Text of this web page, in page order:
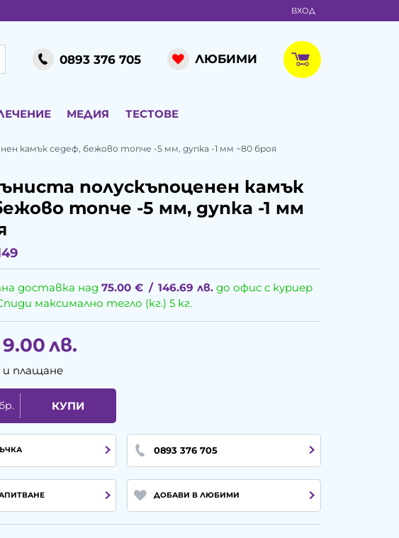
ВХОД
0893 376 705 ЛЮБИМИ
МЕДИЯ ТЕСТОВЕ
камък седеф, бежово топче -5 мм, дупка -1 мм ~80 броя
полускъпоценен камък
топче -5 мм, дупка -1 мм
доставка над75.00 € / 146.69 лв. до офис с куриер
максимално тегло (кг.) 5 кг.
9.00лв.
плащане
бр. КУПИ
0893 376 705
ДОБАВИ В ЛЮБИМИ